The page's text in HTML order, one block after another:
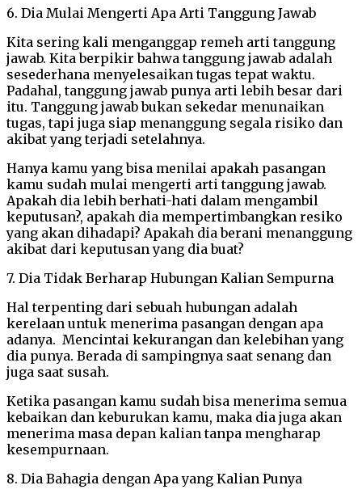
6. Dia Mulai Mengerti Apa Arti Tanggung Jawab
Kita sering kali menganggap remeh arti tanggung
jawab. Kita berpikir bahwa tanggung jawab adalah
sesederhana menyelesaikan tugas tepat waktu.
Padahal, tanggung jawab punya arti lebih besar dari
itu. Tanggung jawab bukan sekedar menunaikan
tugas, tapi juga siap menanggung segala risiko dan
akibat yang terjadi setelahnya.
Hanya kamu yang bisa menilai apakah pasangan
kamu sudah mulai mengerti arti tanggung jawab.
Apakah dia lebih berhati-hati dalam mengambil
keputusan?, apakah dia mempertimbangkan resiko
yang akan dihadapi? Apakah dia berani menanggung
akibat dari keputusan yang dia buat?
7. Dia Tidak Berharap Hubungan Kalian Sempurna
Hal terpenting dari sebuah hubungan adalah
kerelaan untuk menerima pasangan dengan apa
adanya. Mencintai kekurangan dan kelebihan yang
dia punya. Berada di sampingnya saat senang dan
juga saat susah.
Ketika pasangan kamu sudah bisa menerima semua
kebaikan dan keburukan kamu, maka dia juga akan
menerima masa depan kalian tanpa mengharap
kesempurnaan.
8. Dia Bahagia dengan Apa yang Kalian Punya